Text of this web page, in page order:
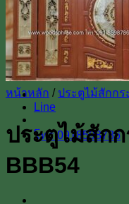
Line
โทร 0918598786
Line
โทร 0918598786
หน้าหลัก / ประตูไม้สักกร
ประตูไม้สัก
BBB54